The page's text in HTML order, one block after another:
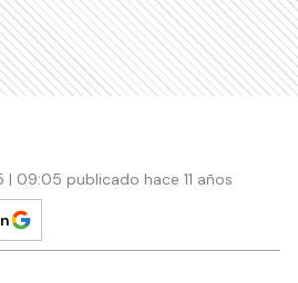
| 09:05 publicado hace 11 años